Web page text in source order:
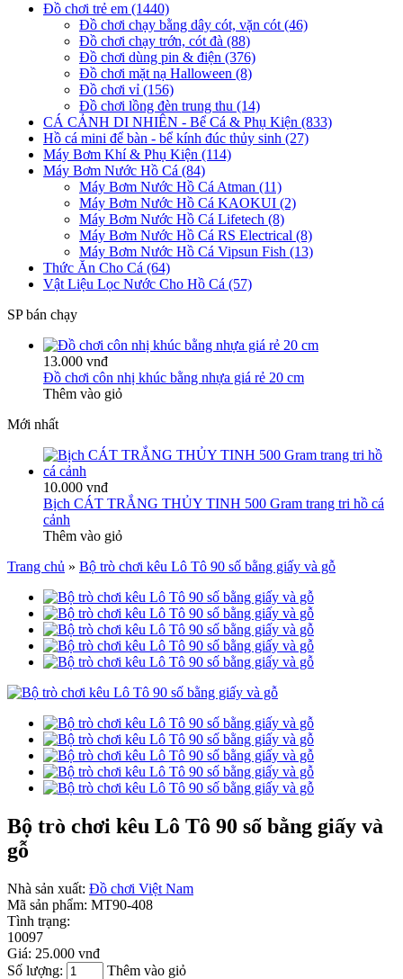
Đồ chơi trẻ em (1440)
Đồ chơi chạy bằng dây cót, vặn cót (46)
Đồ chơi chạy trớn, cót đà (88)
Đồ chơi dùng pin & điện (376)
Đồ chơi mặt nạ Halloween (8)
Đồ chơi vỉ (156)
Đồ chơi lồng đèn trung thu (14)
CÁ CẢNH DI NHIÊN - Bể Cá & Phụ Kiện (833)
Hồ cá mini để bàn - bể kính đúc thủy sinh (27)
Máy Bơm Khí & Phụ Kiện (114)
Máy Bơm Nước Hồ Cá (84)
Máy Bơm Nước Hồ Cá Atman (11)
Máy Bơm Nước Hồ Cá KAOKUI (2)
Máy Bơm Nước Hồ Cá Lifetech (8)
Máy Bơm Nước Hồ Cá RS Electrical (8)
Máy Bơm Nước Hồ Cá Vipsun Fish (13)
Thức Ăn Cho Cá (64)
Vật Liệu Lọc Nước Cho Hồ Cá (57)
SP bán chạy
13.000 vnđ
Đồ chơi côn nhị khúc bằng nhựa giá rẻ 20 cm
Thêm vào giỏ
Mới nhất
10.000 vnđ
Bịch CÁT TRẮNG THỦY TINH 500 Gram trang tri hồ cá
cảnh
Thêm vào giỏ
Trang chủ » Bộ trò chơi kêu Lô Tô 90 số bằng giấy và gỗ
Bộ trò chơi kêu Lô Tô 90 số bằng giấy và
gỗ
Nhà sản xuất: Đồ chơi Việt Nam
Mã sản phẩm: MT90-408
Tình trạng:
10097
Giá: 25.000 vnđ
Số lượng:
Thêm vào giỏ